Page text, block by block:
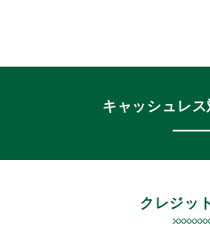
キャッシュレ
クレジッ